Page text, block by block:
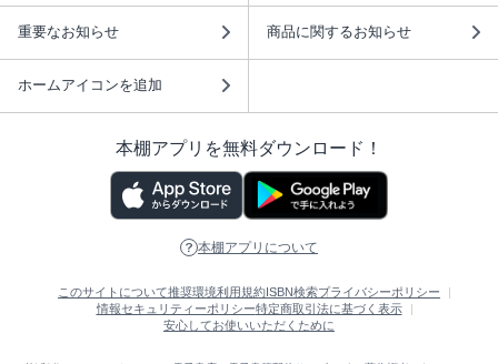
重要なお知らせ 商品に関するお知らせ
ホームアイコンを追加
本棚アプリを無料ダウンロード！
本棚アプリについて
このサイトについて推奨環境利用規約ISBN検索プライバシーポリシー
情報セキュリティーポリシー特定商取引法に基づく表示
安心してお使いいただくために